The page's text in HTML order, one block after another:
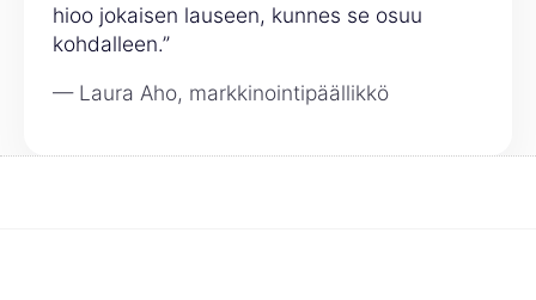
hioo jokaisen lauseen, kunnes se osuu
kohdalleen.”
— Laura Aho, markkinointipäällikkö